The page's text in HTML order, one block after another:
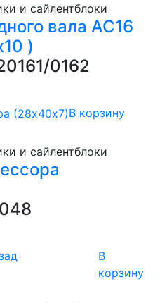
и сайлентблоки
вала АС16
)
0162
В корзину
и сайлентблоки
В
корзину